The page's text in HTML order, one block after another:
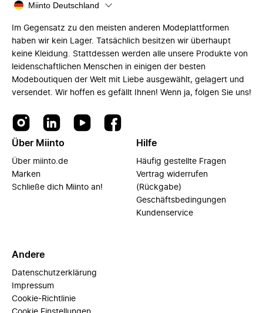
Miinto Deutschland
Im Gegensatz zu den meisten anderen Modeplattformen
haben wir kein Lager. Tatsächlich besitzen wir überhaupt
keine Kleidung. Stattdessen werden alle unsere Produkte von
leidenschaftlichen Menschen in einigen der besten
Modeboutiquen der Welt mit Liebe ausgewählt, gelagert und
versendet. Wir hoffen es gefällt Ihnen! Wenn ja, folgen Sie uns!
Über Miinto
Über miinto.de
Marken
Schließe dich Miinto an!
Hilfe
Häufig gestellte Fragen
Vertrag widerrufen
(Rückgabe)
Geschäftsbedingungen
Kundenservice
Andere
Datenschutzerklärung
Impressum
Cookie-Richtlinie